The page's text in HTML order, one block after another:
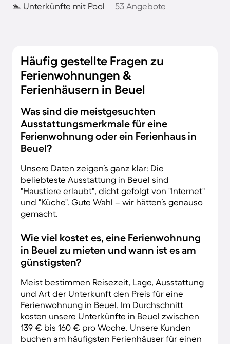
🏊 Unterkünfte mit Pool 53 Angebote
Häufig gestellte Fragen zu
Ferienwohnungen &
Ferienhäusern in Beuel
Was sind die meistgesuchten
Ausstattungsmerkmale für eine
Ferienwohnung oder ein Ferienhaus in
Beuel?
Unsere Daten zeigen’s ganz klar: Die
beliebteste Ausstattung in Beuel sind
"Haustiere erlaubt", dicht gefolgt von "Internet"
und "Küche". Gute Wahl – wir hätten’s genauso
gemacht.
Wie viel kostet es, eine Ferienwohnung
in Beuel zu mieten und wann ist es am
günstigsten?
Meist bestimmen Reisezeit, Lage, Ausstattung
und Art der Unterkunft den Preis für eine
Ferienwohnung in Beuel. Im Durchschnitt
kosten unsere Unterkünfte in Beuel zwischen
139 € bis 160 € pro Woche. Unsere Kunden
buchen am häufigsten Ferienhäuser für einen